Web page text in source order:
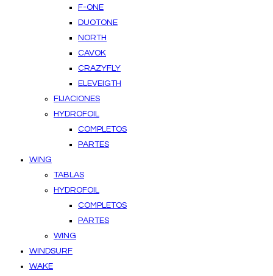
F-ONE
DUOTONE
NORTH
CAVOK
CRAZYFLY
ELEVEIGTH
FIJACIONES
HYDROFOIL
COMPLETOS
PARTES
WING
TABLAS
HYDROFOIL
COMPLETOS
PARTES
WING
WINDSURF
WAKE